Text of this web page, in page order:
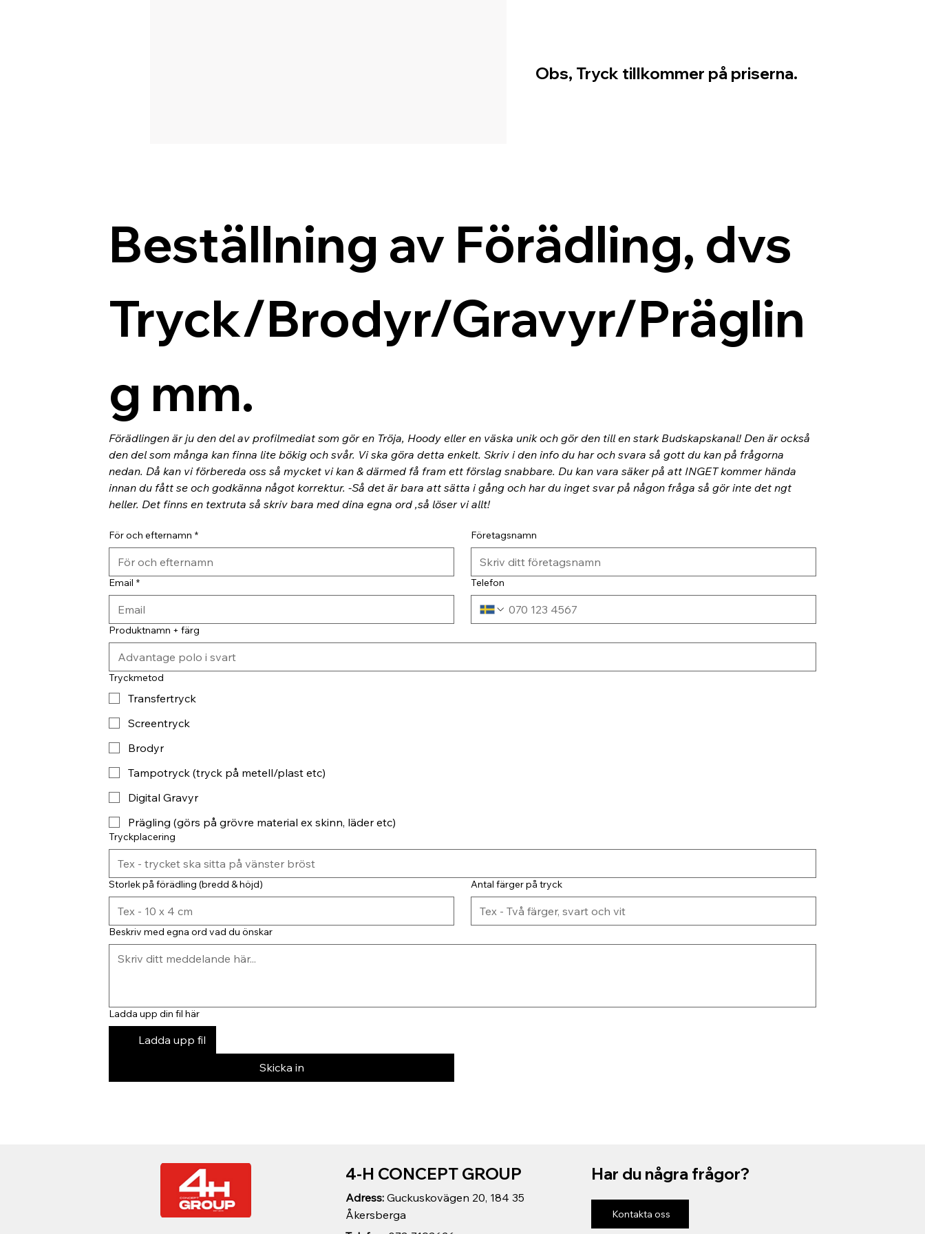
Obs, Tryck tillkommer på priserna.
Beställning av Förädling, dvs
Tryck/Brodyr/Gravyr/Präglin
g mm.
Förädlingen är ju den del av profilmediat som gör en Tröja, Hoody eller en väska unik och gör den till en stark Budskapskanal! Den är också
den del som många kan finna lite bökig och svår. Vi ska göra detta enkelt. Skriv i den info du har och svara så gott du kan på frågorna
nedan. Då kan vi förbereda oss så mycket vi kan & därmed få fram ett förslag snabbare. Du kan vara säker på att INGET kommer hända
innan du fått se och godkänna något korrektur. -Så det är bara att sätta i gång och har du inget svar på någon fråga så gör inte det ngt
heller. Det finns en textruta så skriv bara med dina egna ord ,så löser vi allt!
För och efternamn * Företagsnamn
Email * Telefon
Produktnamn + färg
Tryckmetod
Transfertryck
Screentryck
Brodyr
Tampotryck (tryck på metell/plast etc)
Digital Gravyr
Prägling (görs på grövre material ex skinn, läder etc)
Tryckplacering
Storlek på förädling (bredd & höjd) Antal färger på tryck
Beskriv med egna ord vad du önskar
Ladda upp din fil här
Ladda upp fil
Skicka in
Adress: Guckuskovägen 20, 184 35
Åkersberga
4-H CONCEPT GROUP Har du några frågor?
Kontakta oss